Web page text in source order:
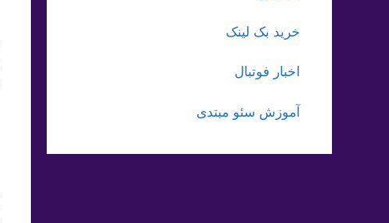
خرید بک لینک
اخبار فوتبال
آموزش سئو مبتدی